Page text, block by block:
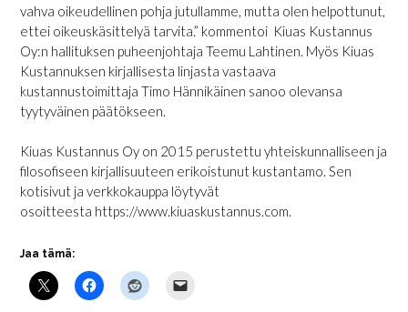
vahva oikeudellinen pohja jutullamme, mutta olen helpottunut,
ettei oikeuskäsittelyä tarvita.” kommentoi Kiuas Kustannus
Oy:n hallituksen puheenjohtaja Teemu Lahtinen. Myös Kiuas
Kustannuksen kirjallisesta linjasta vastaava
kustannustoimittaja Timo Hännikäinen sanoo olevansa
tyytyväinen päätökseen.
Kiuas Kustannus Oy on 2015 perustettu yhteiskunnalliseen ja
filosofiseen kirjallisuuteen erikoistunut kustantamo. Sen
kotisivut ja verkkokauppa löytyvät
osoitteesta https://www.kiuaskustannus.com.
Jaa tämä: